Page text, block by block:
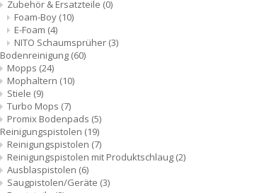
Zubehör & Ersatzteile (0)
Foam-Boy (10)
E-Foam (4)
NITO Schaumsprüher (3)
Bodenreinigung (60)
Mopps (24)
Mophaltern (10)
Stiele (9)
Turbo Mops (7)
Promix Bodenpads (5)
Reinigungspistolen (19)
Reinigungspistolen (7)
Reinigungspistolen mit Produktschlaug (2)
Ausblaspistolen (6)
Saugpistolen/Geräte (3)